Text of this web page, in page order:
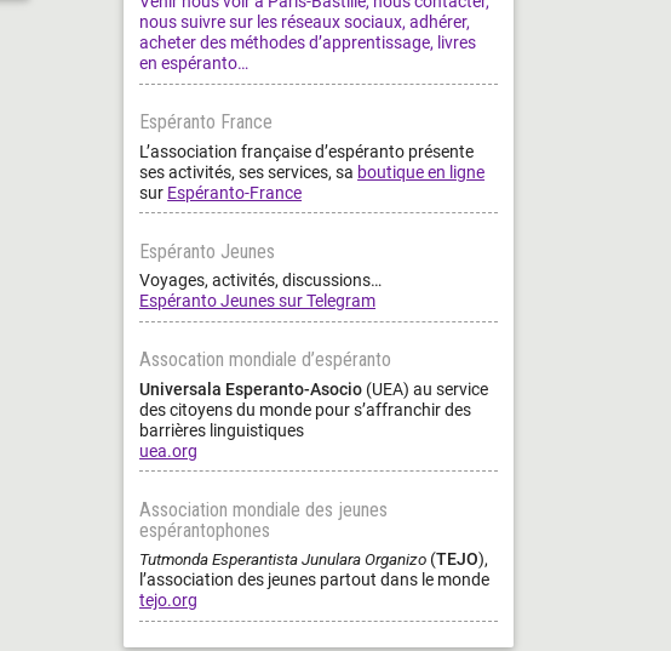
nous suivre sur les réseaux sociaux, adhérer,
acheter des méthodes d’apprentissage, livres
en espéranto…
Espéranto France
L’association française d’espéranto présente
ses activités, ses services, sa boutique en ligne
sur Espéranto-France
Espéranto Jeunes
Voyages, activités, discussions…
Espéranto Jeunes sur Telegram
Assocation mondiale d’espéranto
Universala Esperanto-Asocio (UEA) au service
des citoyens du monde pour s’affranchir des
barrières linguistiques
uea.org
Association mondiale des jeunes
espérantophones
Tutmonda Esperantista Junulara Organizo (TEJO),
l’association des jeunes partout dans le monde
tejo.org